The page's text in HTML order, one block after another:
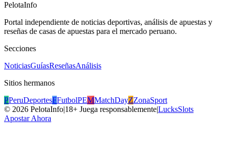
PelotaInfo
Portal independiente de noticias deportivas, análisis de apuestas y
reseñas de casas de apuestas para el mercado peruano.
Secciones
NoticiasGuíasReseñasAnálisis
Sitios hermanos
PPeruDeportesFFutbolPEMMatchDayZZonaSport
© 2026 PelotaInfo|18+ Juega responsablemente|LucksSlots
Apostar Ahora